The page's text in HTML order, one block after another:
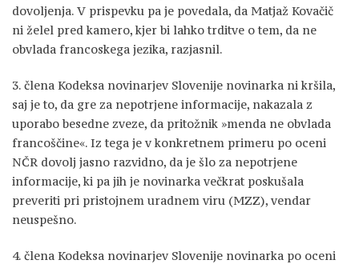
dovoljenja. V prispevku pa je povedala, da Matjaž Kovačič
ni želel pred kamero, kjer bi lahko trditve o tem, da ne
obvlada francoskega jezika, razjasnil.
3. člena Kodeksa novinarjev Slovenije novinarka ni kršila,
saj je to, da gre za nepotrjene informacije, nakazala z
uporabo besedne zveze, da pritožnik »menda ne obvlada
francoščine«. Iz tega je v konkretnem primeru po oceni
NČR dovolj jasno razvidno, da je šlo za nepotrjene
informacije, ki pa jih je novinarka večkrat poskušala
preveriti pri pristojnem uradnem viru (MZZ), vendar
neuspešno.
4. člena Kodeksa novinarjev Slovenije novinarka po oceni